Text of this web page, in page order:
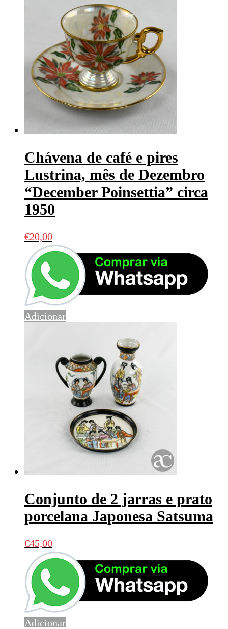
Chávena de café e pires
Lustrina, mês de Dezembro
“December Poinsettia” circa
1950
€20,00
Adicionar
Conjunto de 2 jarras e prato
porcelana Japonesa Satsuma
€45,00
Adicionar